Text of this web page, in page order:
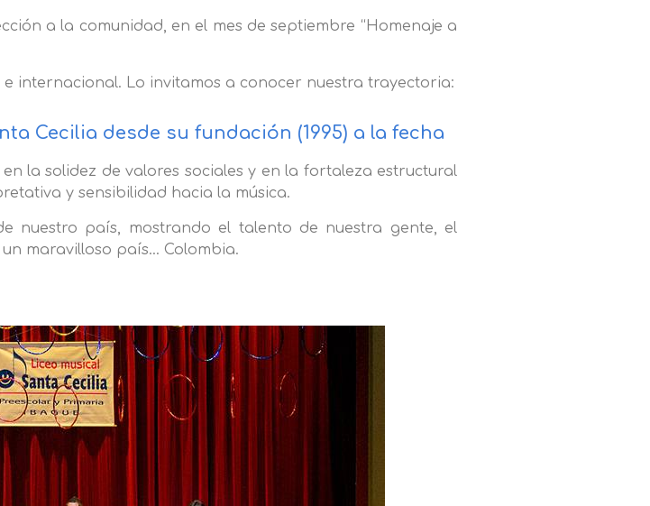
a la comunidad, en el mes de septiembre “Homenaje a
internacional. Lo invitamos a conocer nuestra trayectoria:
Cecilia desde su fundación (1995) a la fecha
la solidez de valores sociales y en la fortaleza estructural
y sensibilidad hacia la música.
nuestro país, mostrando el talento de nuestra gente, el
maravilloso país… Colombia.